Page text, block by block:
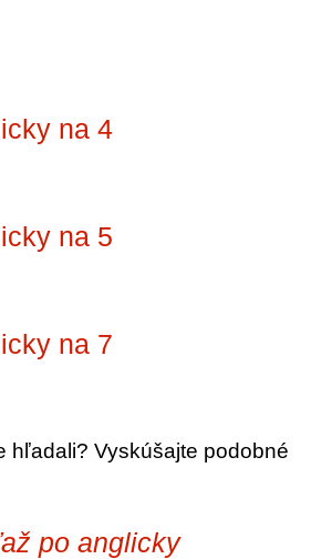
na 4
na 5
na 7
hľadali? Vyskúšajte podobné
po anglicky